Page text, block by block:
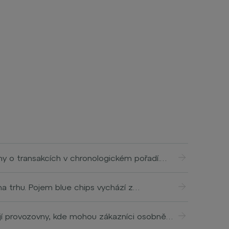
o transakcích v chronologickém pořadí.
na předchozí blok, díky tomu jsou
na jednom centrálním serveru, ale
trhu. Pojem blue chips vychází z
kde mohou zákazníci osobně